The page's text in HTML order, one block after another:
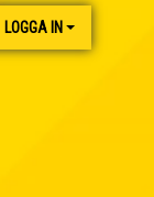
LOGGA IN